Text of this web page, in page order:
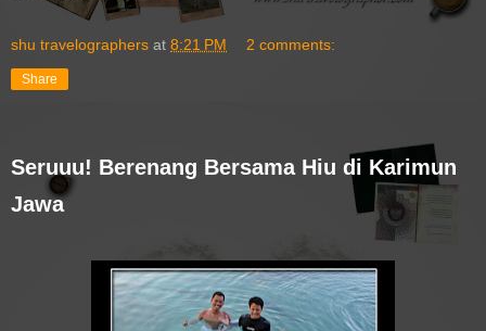
shu travelographers at 8:21 PM 2 comments:
Share
Seruuu! Berenang Bersama Hiu di Karimun
Jawa